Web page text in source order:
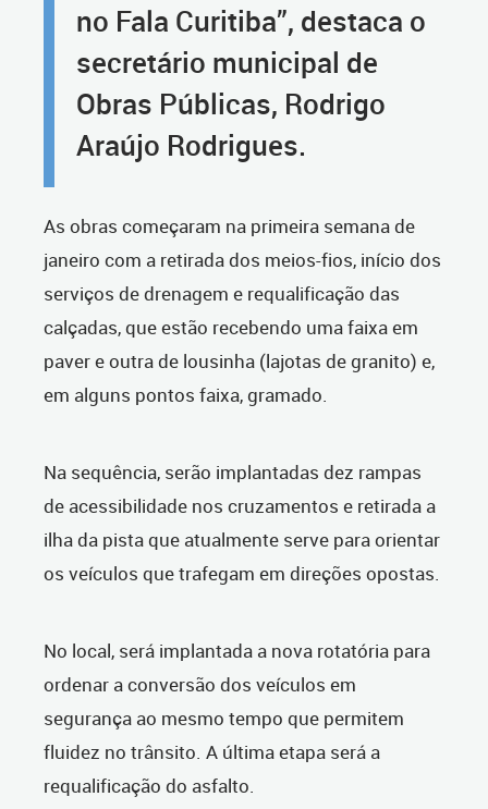
no Fala Curitiba”, destaca o
secretário municipal de
Obras Públicas, Rodrigo
Araújo Rodrigues.
As obras começaram na primeira semana de
janeiro com a retirada dos meios-fios, início dos
serviços de drenagem e requalificação das
calçadas, que estão recebendo uma faixa em
paver e outra de lousinha (lajotas de granito) e,
em alguns pontos faixa, gramado.
Na sequência, serão implantadas dez rampas
de acessibilidade nos cruzamentos e retirada a
ilha da pista que atualmente serve para orientar
os veículos que trafegam em direções opostas.
No local, será implantada a nova rotatória para
ordenar a conversão dos veículos em
segurança ao mesmo tempo que permitem
fluidez no trânsito. A última etapa será a
requalificação do asfalto.